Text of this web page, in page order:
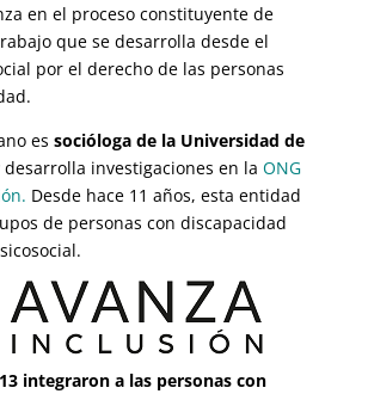
en el proceso constituyente de
que se desarrolla desde el
por el derecho de las personas
es socióloga de la Universidad de
desarrolla investigaciones en la ONG
Desde hace 11 años, esta entidad
de personas con discapacidad
integraron a las personas con